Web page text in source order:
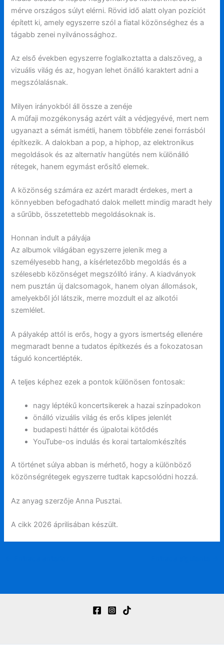
mérve országos súlyt elérni. Rövid idő alatt olyan pozíciót
épített ki, amely egyszerre szól a fiatal közönséghez és a
tágabb zenei nyilvánossághoz.
Az első években egyszerre foglalkoztatta a dalszöveg, a
vizuális világ és az, hogyan lehet önálló karaktert adni a
megszólalásnak.
Milyen irányokból áll össze a zenéje
A műfaji mozgékonyság azért vált a védjegyévé, mert nem
ugyanazt a sémát ismétli, hanem többféle zenei forrásból
építkezik. A dalokban a pop, a hiphop, az elektronikus
megoldások és az alternatív hangütés nem különálló
rétegek, hanem egymást erősítő elemek.
A közönség számára ez azért maradt érdekes, mert a
könnyebben befogadható dalok mellett mindig maradt hely
a sűrűbb, összetettebb megoldásoknak is.
Honnan indult a pályája
Az albumok világában egyszerre jelenik meg a
személyesebb hang, a kísérletezőbb megoldás és a
szélesebb közönséget megszólító irány. A kiadványok
nem pusztán új dalcsomagok, hanem olyan állomások,
amelyekből jól látszik, merre mozdult el az alkotói
szemlélet.
A pályakép attól is erős, hogy a gyors ismertség ellenére
megmaradt benne a tudatos építkezés és a fokozatosan
táguló koncertlépték.
A teljes képhez ezek a pontok különösen fontosak:
nagy léptékű koncertsikerek a hazai színpadokon
önálló vizuális világ és erős klipes jelenlét
budapesti háttér és újpalotai kötődés
YouTube-os indulás és korai tartalomkészítés
A történet súlya abban is mérhető, hogy a különböző
közönségrétegek egyszerre tudtak kapcsolódni hozzá.
Az anyag szerzője Anna Pusztai.
A cikk 2026 áprilisában készült.